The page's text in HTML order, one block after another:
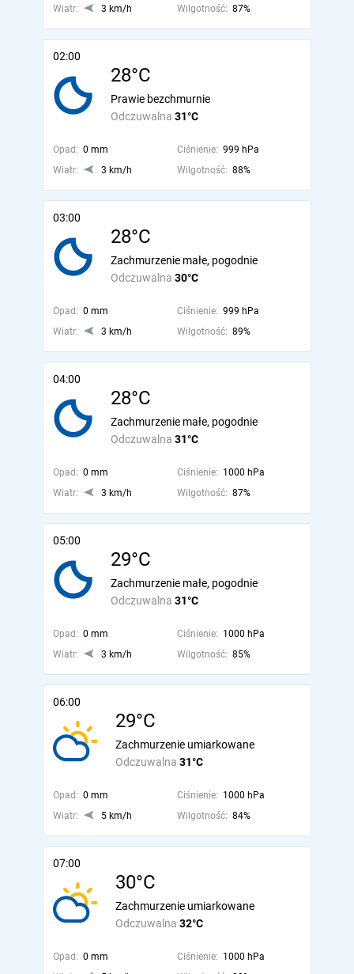
Wiatr:
3 km/h Wilgotność: 87%
02:00
28°C
Odczuwalna 31°C
Prawie bezchmurnie
Opad: 0 mm Ciśnienie: 999 hPa
Wiatr:
3 km/h Wilgotność: 88%
03:00
28°C
Odczuwalna 30°C
Zachmurzenie małe, pogodnie
Opad: 0 mm Ciśnienie: 999 hPa
Wiatr:
3 km/h Wilgotność: 89%
04:00
28°C
Odczuwalna 31°C
Zachmurzenie małe, pogodnie
Opad: 0 mm Ciśnienie: 1000 hPa
Wiatr:
3 km/h Wilgotność: 87%
05:00
29°C
Odczuwalna 31°C
Zachmurzenie małe, pogodnie
Opad: 0 mm Ciśnienie: 1000 hPa
Wiatr:
3 km/h Wilgotność: 85%
06:00
29°C
Odczuwalna 31°C
Zachmurzenie umiarkowane
Opad: 0 mm Ciśnienie: 1000 hPa
Wiatr:
5 km/h Wilgotność: 84%
07:00
30°C
Odczuwalna 32°C
Zachmurzenie umiarkowane
Opad: 0 mm Ciśnienie: 1000 hPa